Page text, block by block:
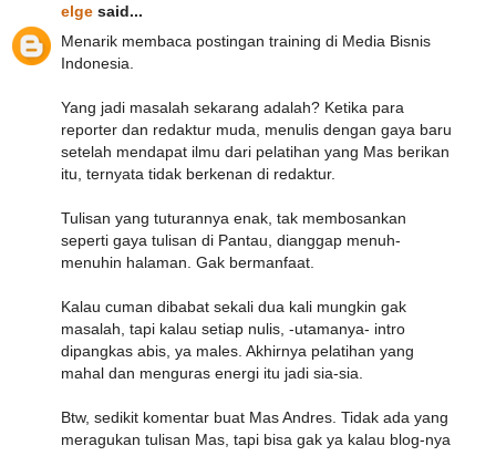
elge said...
Menarik membaca postingan training di Media Bisnis
Indonesia.
Yang jadi masalah sekarang adalah? Ketika para
reporter dan redaktur muda, menulis dengan gaya baru
setelah mendapat ilmu dari pelatihan yang Mas berikan
itu, ternyata tidak berkenan di redaktur.
Tulisan yang tuturannya enak, tak membosankan
seperti gaya tulisan di Pantau, dianggap menuh-
menuhin halaman. Gak bermanfaat.
Kalau cuman dibabat sekali dua kali mungkin gak
masalah, tapi kalau setiap nulis, -utamanya- intro
dipangkas abis, ya males. Akhirnya pelatihan yang
mahal dan menguras energi itu jadi sia-sia.
Btw, sedikit komentar buat Mas Andres. Tidak ada yang
meragukan tulisan Mas, tapi bisa gak ya kalau blog-nya